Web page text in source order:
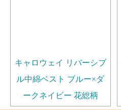
キャロウェイ リバーシブ
ル中綿ベスト ブルー×ダ
ークネイビー 花総柄